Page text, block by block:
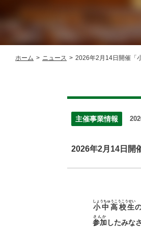
ホーム > ニュース > 2026年2月14日開催「
主催事業情報
2026年2月14日開
小中高校生
しょうちゅうこうこうせい
参加
さんか
したみな